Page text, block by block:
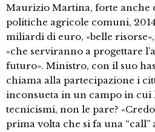
Maurizio Martina, forte anche
politiche agricole comuni,
miliardi di euro, «belle
«che serviranno a progettare
futuro». Ministro, con il suo
chiama alla partecipazione i
inconsueta in un campo in cui
tecnicismi, non le pare?
prima volta che si fa una